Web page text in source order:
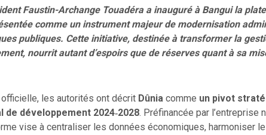
Faustin-Archange Touadéra a inauguré à Bangui la
comme un instrument majeur de modernisation
publiques. Cette initiative, destinée à transformer la
nourrit autant d’espoirs que de réserves quant à sa
les autorités ont décrit Dûniacomme un pivot
de développement 2024‑2028. Préfinancée par l’entreprise
vise à centraliser les données économiques, harmoniser